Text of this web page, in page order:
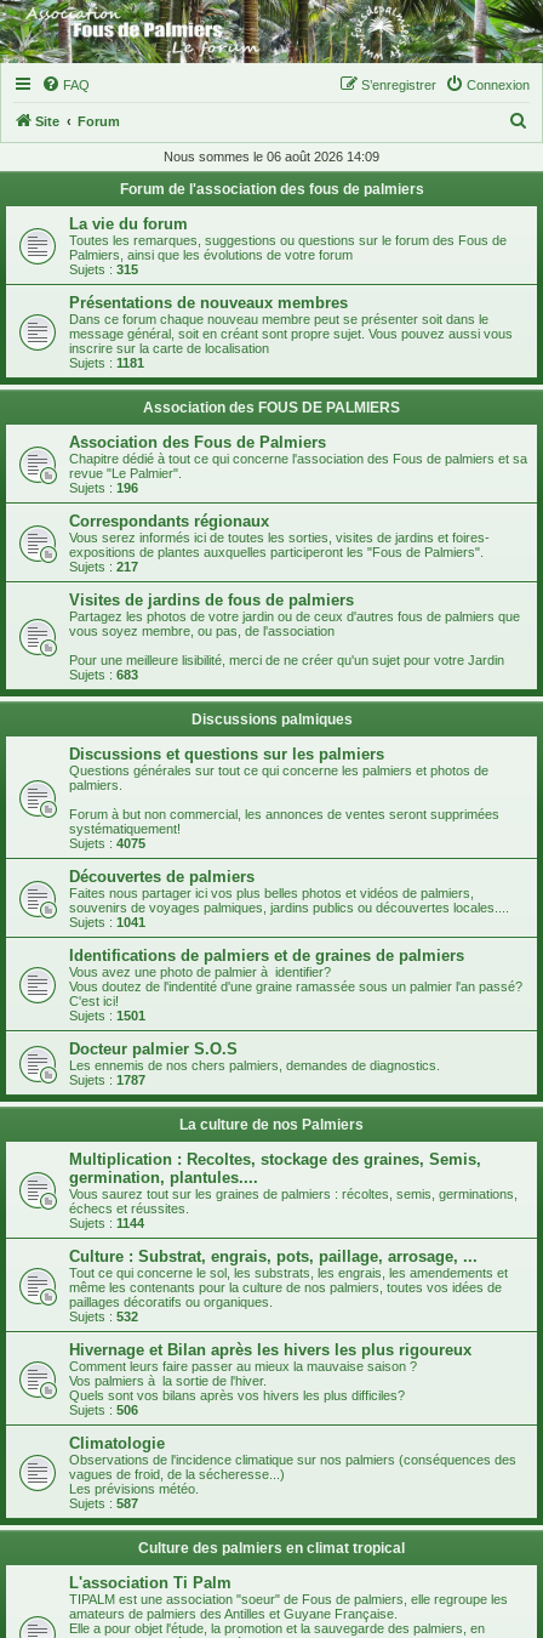
FAQ Connexion
S’enregistrer
Site Forum
h
r
Nous sommes le 06 août 2026 14:09
Forum de l'association des fous de palmiers
La vie du forum
Toutes les remarques, suggestions ou questions sur le forum des Fous de
Palmiers, ainsi que les évolutions de votre forum
Sujets : 315
Présentations de nouveaux membres
Dans ce forum chaque nouveau membre peut se présenter soit dans le
message général, soit en créant sont propre sujet. Vous pouvez aussi vous
inscrire sur la carte de localisation
Sujets : 1181
Association des FOUS DE PALMIERS
Association des Fous de Palmiers
Chapitre dédié à tout ce qui concerne l'association des Fous de palmiers et sa
revue "Le Palmier".
Sujets : 196
Correspondants régionaux
Vous serez informés ici de toutes les sorties, visites de jardins et foires-
expositions de plantes auxquelles participeront les "Fous de Palmiers".
Sujets : 217
Visites de jardins de fous de palmiers
Partagez les photos de votre jardin ou de ceux d'autres fous de palmiers que
vous soyez membre, ou pas, de l'association
Pour une meilleure lisibilité, merci de ne créer qu'un sujet pour votre Jardin
Sujets : 683
Discussions palmiques
Discussions et questions sur les palmiers
Questions générales sur tout ce qui concerne les palmiers et photos de
palmiers.
Forum à but non commercial, les annonces de ventes seront supprimées
systématiquement!
Sujets : 4075
Découvertes de palmiers
Faites nous partager ici vos plus belles photos et vidéos de palmiers,
souvenirs de voyages palmiques, jardins publics ou découvertes locales....
Sujets : 1041
Identifications de palmiers et de graines de palmiers
Vous avez une photo de palmier à identifier?
Vous doutez de l'indentité d'une graine ramassée sous un palmier l'an passé?
C'est ici!
Sujets : 1501
Docteur palmier S.O.S
Les ennemis de nos chers palmiers, demandes de diagnostics.
Sujets : 1787
La culture de nos Palmiers
Multiplication : Recoltes, stockage des graines, Semis,
germination, plantules....
Vous saurez tout sur les graines de palmiers : récoltes, semis, germinations,
échecs et réussites.
Sujets : 1144
Culture : Substrat, engrais, pots, paillage, arrosage, ...
Tout ce qui concerne le sol, les substrats, les engrais, les amendements et
même les contenants pour la culture de nos palmiers, toutes vos idées de
paillages décoratifs ou organiques.
Sujets : 532
Hivernage et Bilan après les hivers les plus rigoureux
Comment leurs faire passer au mieux la mauvaise saison ?
Vos palmiers à la sortie de l'hiver.
Quels sont vos bilans après vos hivers les plus difficiles?
Sujets : 506
Climatologie
Observations de l'incidence climatique sur nos palmiers (conséquences des
vagues de froid, de la sécheresse...)
Les prévisions météo.
Sujets : 587
Culture des palmiers en climat tropical
L'association Ti Palm
TIPALM est une association "soeur" de Fous de palmiers, elle regroupe les
amateurs de palmiers des Antilles et Guyane Française.
Elle a pour objet l'étude, la promotion et la sauvegarde des palmiers, en